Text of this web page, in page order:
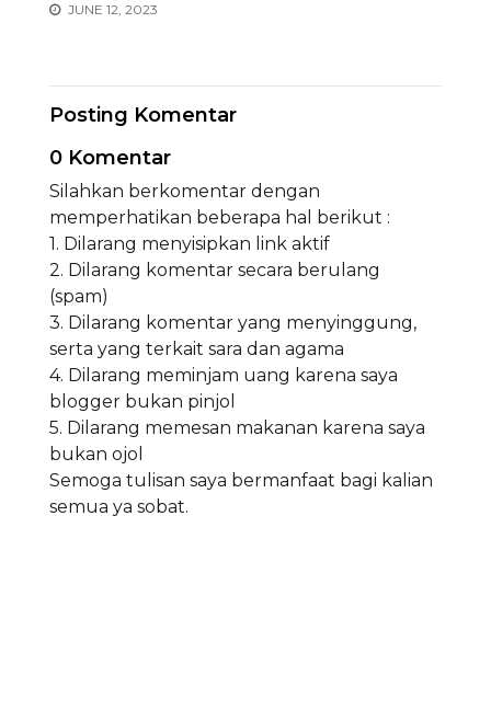
JUNE 12, 2023
Posting Komentar
0 Komentar
Silahkan berkomentar dengan
memperhatikan beberapa hal berikut :
1. Dilarang menyisipkan link aktif
2. Dilarang komentar secara berulang
(spam)
3. Dilarang komentar yang menyinggung,
serta yang terkait sara dan agama
4. Dilarang meminjam uang karena saya
blogger bukan pinjol
5. Dilarang memesan makanan karena saya
bukan ojol
Semoga tulisan saya bermanfaat bagi kalian
semua ya sobat.